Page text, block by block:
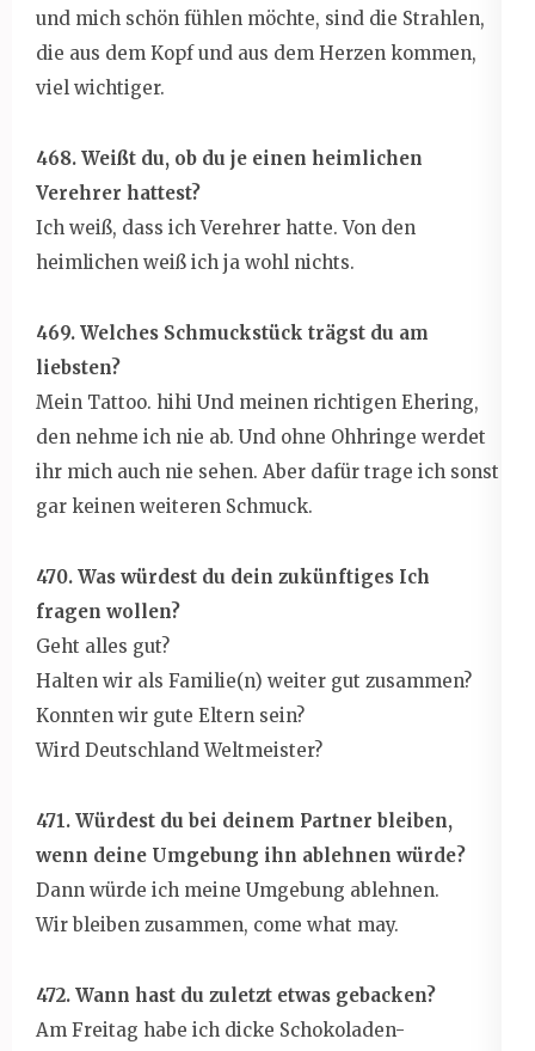
und mich schön fühlen möchte, sind die Strahlen,
die aus dem Kopf und aus dem Herzen kommen,
viel wichtiger.
468. Weißt du, ob du je einen heimlichen
Verehrer hattest?
Ich weiß, dass ich Verehrer hatte. Von den
heimlichen weiß ich ja wohl nichts.
469. Welches Schmuckstück trägst du am
liebsten?
Mein Tattoo. hihi Und meinen richtigen Ehering,
den nehme ich nie ab. Und ohne Ohhringe werdet
ihr mich auch nie sehen. Aber dafür trage ich sonst
gar keinen weiteren Schmuck.
470. Was würdest du dein zukünftiges Ich
fragen wollen?
Geht alles gut?
Halten wir als Familie(n) weiter gut zusammen?
Konnten wir gute Eltern sein?
Wird Deutschland Weltmeister?
471. Würdest du bei deinem Partner bleiben,
wenn deine Umgebung ihn ablehnen würde?
Dann würde ich meine Umgebung ablehnen.
Wir bleiben zusammen, come what may.
472. Wann hast du zuletzt etwas gebacken?
Am Freitag habe ich dicke Schokoladen-